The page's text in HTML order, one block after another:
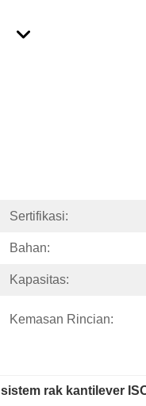
Sertifikasi:
Bahan:
Kapasitas:
Kemasan Rincian:
sistem rak kantilever